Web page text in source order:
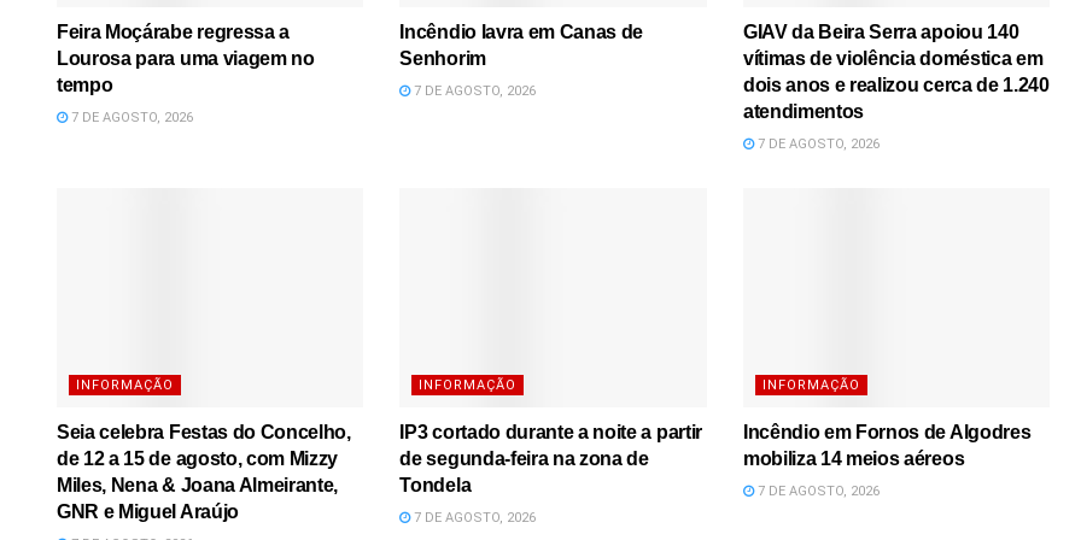
Feira Moçárabe regressa a
Lourosa para uma viagem no
tempo
7 DE AGOSTO, 2026
Incêndio lavra em Canas de
Senhorim
7 DE AGOSTO, 2026
GIAV da Beira Serra apoiou 140
vítimas de violência doméstica em
dois anos e realizou cerca de 1.240
atendimentos
7 DE AGOSTO, 2026
INFORMAÇÃO
Seia celebra Festas do Concelho,
de 12 a 15 de agosto, com Mizzy
Miles, Nena & Joana Almeirante,
GNR e Miguel Araújo
INFORMAÇÃO
IP3 cortado durante a noite a partir
de segunda-feira na zona de
Tondela
7 DE AGOSTO, 2026
INFORMAÇÃO
Incêndio em Fornos de Algodres
mobiliza 14 meios aéreos
7 DE AGOSTO, 2026